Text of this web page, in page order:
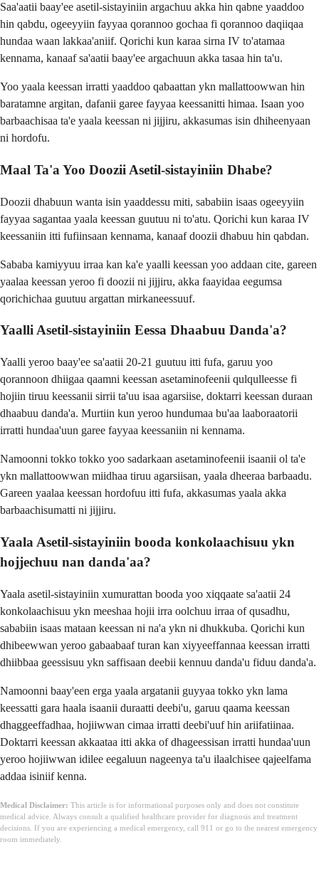
Saa'aatii baay'ee asetil-sistayiniin argachuu akka hin qabne yaaddoo
hin qabdu, ogeeyyiin fayyaa qorannoo gochaa fi qorannoo daqiiqaa
hundaa waan lakkaa'aniif. Qorichi kun karaa sirna IV to'atamaa
kennama, kanaaf sa'aatii baay'ee argachuun akka tasaa hin ta'u.
Yoo yaala keessan irratti yaaddoo qabaattan ykn mallattoowwan hin
baratamne argitan, dafanii garee fayyaa keessanitti himaa. Isaan yoo
barbaachisaa ta'e yaala keessan ni jijjiru, akkasumas isin dhiheenyaan
ni hordofu.
Maal Ta'a Yoo Doozii Asetil-sistayiniin Dhabe?
Doozii dhabuun wanta isin yaaddessu miti, sababiin isaas ogeeyyiin
fayyaa sagantaa yaala keessan guutuu ni to'atu. Qorichi kun karaa IV
keessaniin itti fufiinsaan kennama, kanaaf doozii dhabuu hin qabdan.
Sababa kamiyyuu irraa kan ka'e yaalli keessan yoo addaan cite, gareen
yaalaa keessan yeroo fi doozii ni jijjiru, akka faayidaa eegumsa
qorichichaa guutuu argattan mirkaneessuuf.
Yaalli Asetil-sistayiniin Eessa Dhaabuu Danda'a?
Yaalli yeroo baay'ee sa'aatii 20-21 guutuu itti fufa, garuu yoo
qorannoon dhiigaa qaamni keessan asetaminofeenii qulqulleesse fi
hojiin tiruu keessanii sirrii ta'uu isaa agarsiise, doktarri keessan duraan
dhaabuu danda'a. Murtiin kun yeroo hundumaa bu'aa laaboraatorii
irratti hundaa'uun garee fayyaa keessaniin ni kennama.
Namoonni tokko tokko yoo sadarkaan asetaminofeenii isaanii ol ta'e
ykn mallattoowwan miidhaa tiruu agarsiisan, yaala dheeraa barbaadu.
Gareen yaalaa keessan hordofuu itti fufa, akkasumas yaala akka
barbaachisumatti ni jijjiru.
Yaala Asetil-sistayiniin booda konkolaachisuu ykn
hojjechuu nan danda'aa?
Yaala asetil-sistayiniin xumurattan booda yoo xiqqaate sa'aatii 24
konkolaachisuu ykn meeshaa hojii irra oolchuu irraa of qusadhu,
sababiin isaas mataan keessan ni na'a ykn ni dhukkuba. Qorichi kun
dhibeewwan yeroo gabaabaaf turan kan xiyyeeffannaa keessan irratti
dhiibbaa geessisuu ykn saffisaan deebii kennuu danda'u fiduu danda'a.
Namoonni baay'een erga yaala argatanii guyyaa tokko ykn lama
keessatti gara haala isaanii duraatti deebi'u, garuu qaama keessan
dhaggeeffadhaa, hojiiwwan cimaa irratti deebi'uuf hin ariifatiinaa.
Doktarri keessan akkaataa itti akka of dhageessisan irratti hundaa'uun
yeroo hojiiwwan idilee eegaluun nageenya ta'u ilaalchisee qajeelfama
addaa isiniif kenna.
Medical Disclaimer: This article is for informational purposes only and does not constitute
medical advice. Always consult a qualified healthcare provider for diagnosis and treatment
decisions. If you are experiencing a medical emergency, call 911 or go to the nearest emergency
room immediately.